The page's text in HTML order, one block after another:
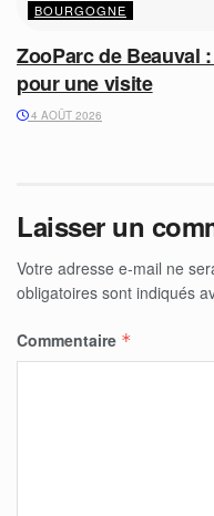
BOURGOGNE
ZooParc de Beauval
pour une visite
4 AOÛT 2026
Laisser un
Votre adresse e-mail ne
obligatoires sont indiqués
Commentaire *